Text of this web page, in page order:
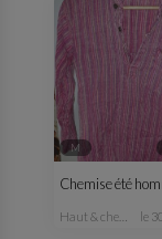
M
haut & chemise le